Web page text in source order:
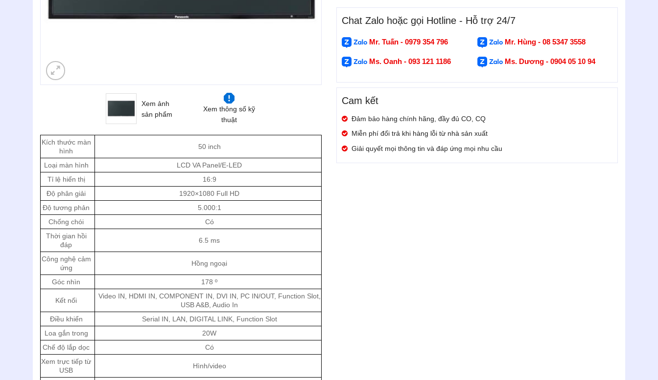
Xem ảnh
sản phẩm
Xem thông số kỹ
thuật
Kích thước màn
hình
50 inch
Loại màn hình
LCD VA Panel/E-LED
Tỉ lệ hiển thị
16:9
Độ phân giải
1920×1080 Full HD
Độ tương phản
5.000:1
Chống chói
Có
Thời gian hồi
đáp
6.5 ms
Công nghệ cảm
ứng
Hồng ngoại
Góc nhìn 178 º
Kết nối
Video IN, HDMI IN, COMPONENT IN, DVI IN, PC IN/OUT, Function Slot,
USB A&B, Audio In
Điều khiển
Serial IN, LAN, DIGITAL LINK, Function Slot
Loa gắn trong
20W
Chế độ lắp dọc
Có
Xem trực tiếp từ
USB
Hình/video
Chat Zalo hoặc gọi Hotline - Hỗ trợ 24/7
Mr. Tuấn - 0979 354 796 Mr. Hùng - 08 5347 3558
Ms. Oanh - 093 121 1186 Ms. Dương - 0904 05 10 94
Cam kết
Đảm bảo hàng chính hãng, đầy đủ CO, CQ
Miễn phí đổi trả khi hàng lỗi từ nhà sản xuất
Giải quyết mọi thông tin và đáp ứng mọi nhu cầu